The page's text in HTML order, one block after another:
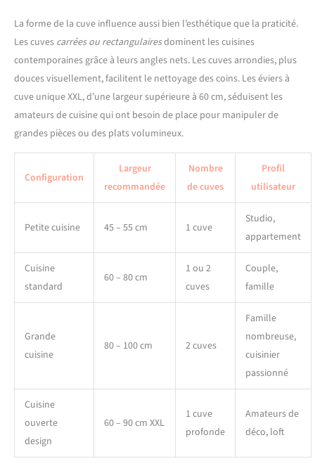
La forme de la cuve influence aussi bien l’esthétique que la praticité.
Les cuves carrées ou rectangulairesdominent les cuisines
contemporaines grâce à leurs angles nets. Les cuves arrondies, plus
douces visuellement, facilitent le nettoyage des coins. Les éviers à
cuve unique XXL, d’une largeur supérieure à 60 cm, séduisent les
amateurs de cuisine qui ont besoin de place pour manipuler de
grandes pièces ou des plats volumineux.
Configuration
Largeur
recommandée
Nombre
de cuves
Profil
utilisateur
Petite cuisine 45 – 55 cm 1 cuve
Studio,
appartement
Cuisine
standard
60 – 80 cm
1 ou 2
cuves
Couple,
famille
Grande
cuisine
80 – 100 cm 2 cuves
Famille
nombreuse,
cuisinier
passionné
Cuisine
ouverte
design
60 – 90 cm XXL
1 cuve
profonde
Amateurs de
déco, loft